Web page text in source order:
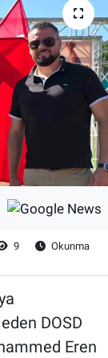
9
Okunma
DOSD
Eren